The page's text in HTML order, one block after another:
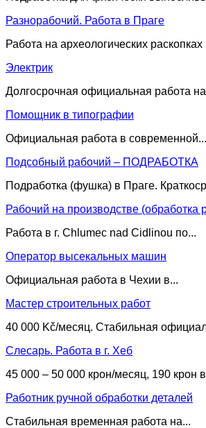
Разнорабочий. Работа в Праге
Работа на археологических раскопках
Электрик
Долгосрочная официальная работа
Помощник в типографии
Официальная работа в современной...
Подсобный рабочий – ПОДРАБОТКА
Подработка (фушка) в Праге.
Рабочий на производстве (обработка
Работа в г. Chlumec nad Cidlinou по...
Оператор высекальных машин
Официальная работа в Чехии в...
Мастер строительных работ
40 000 Kč/месяц. Стабильная
Слесарь. Работа в г. Хеб
45 000 – 50 000 крон/месяц, 190 крон
Работник ручной обработки деталей
Стабильная временная работа на...